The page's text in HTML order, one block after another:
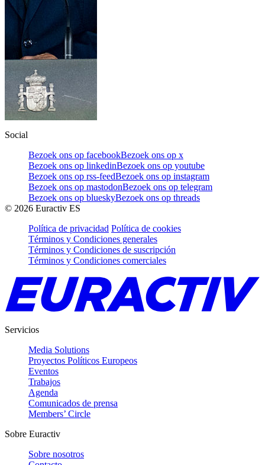
Social
Bezoek ons op facebookBezoek ons op x
Bezoek ons op linkedinBezoek ons op youtube
Bezoek ons op rss-feedBezoek ons op instagram
Bezoek ons op mastodonBezoek ons op telegram
Bezoek ons op blueskyBezoek ons op threads
© 2026 Euractiv ES
Política de privacidad Política de cookies
Términos y Condiciones generales
Términos y Condiciones de suscripción
Términos y Condiciones comerciales
Servicios
Media Solutions
Proyectos Políticos Europeos
Eventos
Trabajos
Agenda
Comunicados de prensa
Members’ Circle
Sobre Euractiv
Sobre nosotros